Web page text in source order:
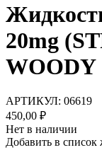
20mg
WOODY
АРТИКУЛ: 06619
450,00 ₽
Нет в наличии
Добавить в список